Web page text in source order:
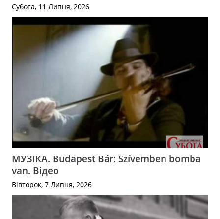
Субота, 11 Липня, 2026
МУЗІКА. Budapest Bár: Szívemben bomba
van. Відео
Вівторок, 7 Липня, 2026